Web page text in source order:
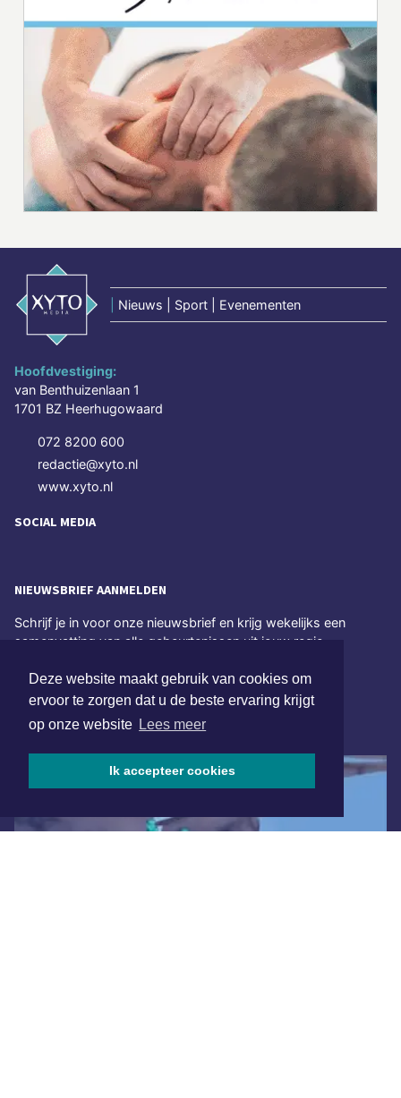
Deze website maakt gebruik van cookies om
ervoor te zorgen dat u de beste ervaring krijgt
op onze website Lees meer
Ik accepteer cookies
Nieuws | Sport | Evenementen
Hoofdvestiging:
van Benthuizenlaan 1
1701 BZ Heerhugowaard
072 8200 600
redactie@xyto.nl
www.xyto.nl
SOCIAL MEDIA
NIEUWSBRIEF AANMELDEN
Schrijf je in voor onze nieuwsbrief en krijg wekelijks een
samenvatting van alle gebeurtenissen uit jouw regio.
Aanmelden
ONLINE DAGBLADEN